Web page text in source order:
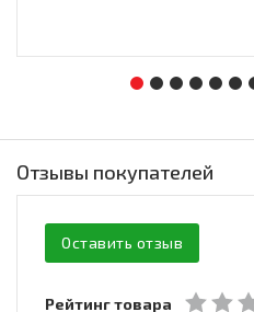
Отзывы покупателей
Оставить отзыв
Рейтинг товара